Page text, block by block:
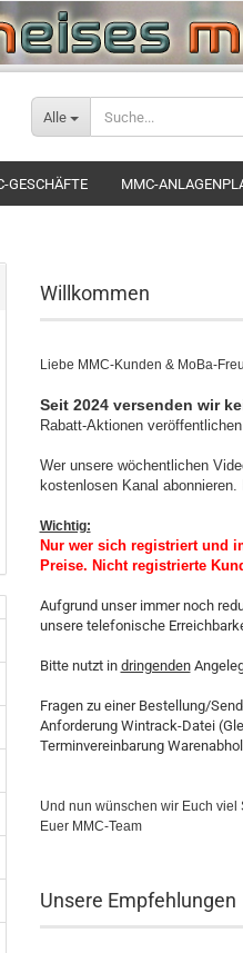
Alle
GESCHÄFTE MMC-
Willkommen
Liebe MMC-Kunden & MoBa-
Seit 2024 versenden wir
Rabatt-Aktionen
Wer unsere wöchentlichen
kostenlosen Kanal abonnieren.
Wichtig:
Nur wer sich registriert und
Preise. Nicht registrierte
Aufgrund unser immer noch
unsere telefonische
Bitte nutzt in dringenden
Fragen zu einer
Anforderung Wintrack-Datei
Terminvereinbarung
Und nun wünschen wir Euch
Euer MMC-Team
Unsere Empfehlungen